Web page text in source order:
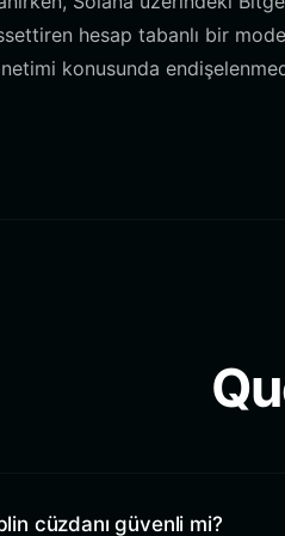
hesap tabanlı bir
konusunda
cüzdanı güvenli mi?